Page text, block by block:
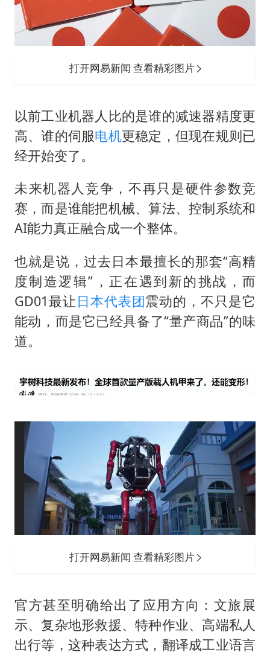
打开网易新闻 查看精彩图片
以前工业机器人比的是谁的减速器精度更
高、谁的伺服电机更稳定，但现在规则已
经开始变了。
未来机器人竞争，不再只是硬件参数竞
赛，而是谁能把机械、算法、控制系统和
AI能力真正融合成一个整体。
也就是说，过去日本最擅长的那套“高精
度制造逻辑”，正在遇到新的挑战，而
GD01最让日本代表团震动的，不只是它
能动，而是它已经具备了“量产商品”的味
道。
打开网易新闻 查看精彩图片
官方甚至明确给出了应用方向：文旅展
示、复杂地形救援、特种作业、高端私人
出行等，这种表达方式，翻译成工业语言